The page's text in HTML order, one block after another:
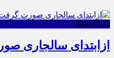
1404-08-14
ازابتدای سالجاری صورت گرفت؛ روکش